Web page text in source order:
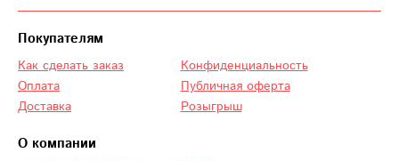
Покупателям
Как сделать заказ
Оплата
Доставка
Конфиденциальность
Публичная оферта
Розыгрыш
О компании